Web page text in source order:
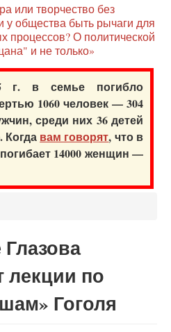
или творчество без
общества быть рычаги для
процессов? О политической
и не только»
г. в семье погибло
1060 человек — 304
среди них 36 детей
вам говорят, что в
14000 женщин —
лекции по
Гоголя